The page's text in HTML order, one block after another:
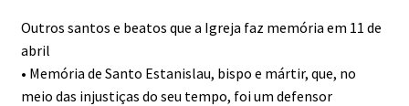
Outros santos e beatos que a Igreja faz memória em 11 de
abril
• Memória de Santo Estanislau, bispo e mártir, que, no
meio das injustiças do seu tempo, foi um defensor